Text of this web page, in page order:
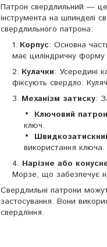
Патрон свердлильний — це
інструмента на шпинделі
свердлильного патрона:
Корпус: Основна
має циліндричну форму
Кулачки: Усередині
фіксують свердло.
Механізм затиску:
Ключовий патрон
ключ.
використання ключа.
Нарізне або
Морзе, що забезпечує
Свердлильні патрони
застосування. Вони
свердління.